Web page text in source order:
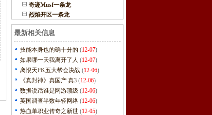
奇迹Musf一条龙
烈焰开区一条龙
最新相关信息
技能本身也的确十分的 (12-07)
如果哪一天我离开了人 (12-07)
离恨天PK五大帮会决战 (12-06)
《真封神》真国产 真3 (12-06)
数据说话谁是网游顶级 (12-06)
英国调查半数年轻网络 (12-06)
热血单职业传奇之新世 (12-05)